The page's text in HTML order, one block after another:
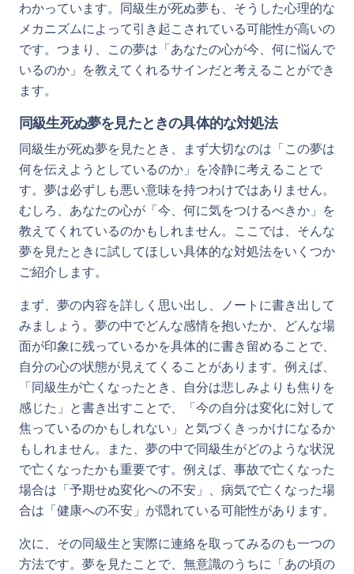
わかっています。同級生が死ぬ夢も、そうした心理的な
メカニズムによって引き起こされている可能性が高いの
です。つまり、この夢は「あなたの心が今、何に悩んで
いるのか」を教えてくれるサインだと考えることができ
ます。
同級生死ぬ夢を見たときの具体的な対処法
同級生が死ぬ夢を見たとき、まず大切なのは「この夢は
何を伝えようとしているのか」を冷静に考えることで
す。夢は必ずしも悪い意味を持つわけではありません。
むしろ、あなたの心が「今、何に気をつけるべきか」を
教えてくれているのかもしれません。ここでは、そんな
夢を見たときに試してほしい具体的な対処法をいくつか
ご紹介します。
まず、夢の内容を詳しく思い出し、ノートに書き出して
みましょう。夢の中でどんな感情を抱いたか、どんな場
面が印象に残っているかを具体的に書き留めることで、
自分の心の状態が見えてくることがあります。例えば、
「同級生が亡くなったとき、自分は悲しみよりも焦りを
感じた」と書き出すことで、「今の自分は変化に対して
焦っているのかもしれない」と気づくきっかけになるか
もしれません。また、夢の中で同級生がどのような状況
で亡くなったかも重要です。例えば、事故で亡くなった
場合は「予期せぬ変化への不安」、病気で亡くなった場
合は「健康への不安」が隠れている可能性があります。
次に、その同級生と実際に連絡を取ってみるのも一つの
方法です。夢を見たことで、無意識のうちに「あの頃の